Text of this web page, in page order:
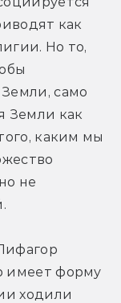
как
Но то,
само
Земли как
каким мы
не
имеет форму
ходили